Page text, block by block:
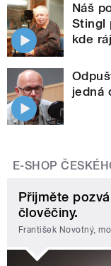
Náš
Stingl
kde ráj
jedná
E-SHOP
Přijměte
člověčiny.
František Novotný,